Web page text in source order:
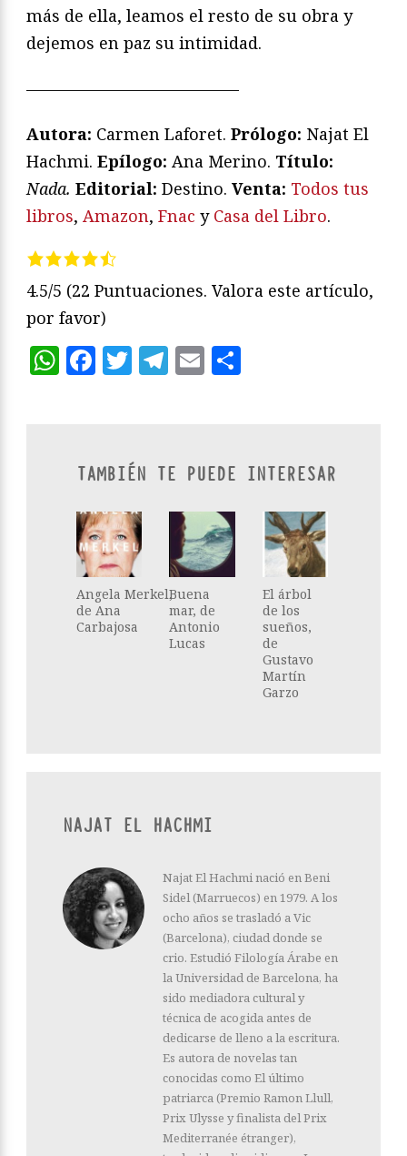
más de ella, leamos el resto de su obra y
dejemos en paz su intimidad.
—————————————
Autora: Carmen Laforet. Prólogo: Najat El
Hachmi. Epílogo: Ana Merino. Título:
Nada. Editorial: Destino. Venta: Todos tus
libros, Amazon, Fnac y Casa del Libro.
4.5/5 (22 Puntuaciones. Valora este artículo,
por favor)
WhatsApp
Facebook
Twitter
Telegram
Email
TAMBIÉN TE PUEDE INTERESAR
Angela Merkel,
de Ana
Carbajosa
Buena
mar, de
Antonio
Lucas
El árbol
de los
sueños,
de
Gustavo
Martín
Garzo
NAJAT EL HACHMI
Najat El Hachmi nació en Beni
Sidel (Marruecos) en 1979. A los
ocho años se trasladó a Vic
(Barcelona), ciudad donde se
crio. Estudió Filología Árabe en
la Universidad de Barcelona, ha
sido mediadora cultural y
técnica de acogida antes de
dedicarse de lleno a la escritura.
Es autora de novelas tan
conocidas como El último
patriarca (Premio Ramon Llull,
Prix Ulysse y finalista del Prix
Mediterranée étranger),